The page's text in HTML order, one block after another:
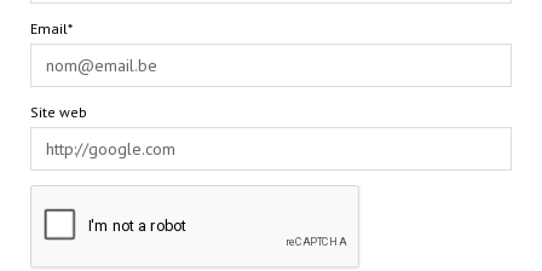
Email*
Site web